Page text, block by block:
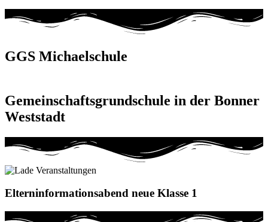
GGS Michaelschule
Gemeinschaftsgrundschule in der Bonner
Weststadt
Elterninformationsabend neue Klasse 1